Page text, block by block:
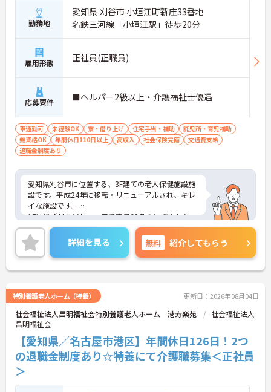
勤務地
愛知県 刈谷市 小垣江町新庄33番地
名鉄三河線「小垣江駅」徒歩20分
雇用形態 正社員(正職員)
応募要件 ■ヘルパー2級以上・介護福祉士優遇
車通勤可 未経験OK 寮・借り上げ 住宅手当・補助
託児所・育児補助
無資格OK
年間休日110日以上 高収入 社会保険完備
交通費支給
退職金制度あり
愛知県刈谷市に位置する、3F建ての老人保健施設施
設です。平成24年に移転・リニューアルされ、キレ
イな施設です。
1Fは通所リハビリフロアで定員60名のにぎやかなフ
ロアです。プレイスペースとリハビリスペースでコ
グニサイズや脳トレなどをします。2F・3Fが入所ス
ペースとなっており、2Fが認知床フロア（40床）、
3Fが一般フロア (60床)です。
介護ロボットの導入、電子カルテの導入見込みな
取り入れている施設です。また、在宅復帰にもちか
らを入れており、明るく活気のある職場です。
風通しの良い職場なので、目安箱などを通じて職員
の意見が反映されやすくなっております。
少しでも興味をお持ちの方は、お電話にて詳細をお
伝え致しますのでお気軽にお問い合わせ下さい♪
詳細を見る 無料 紹介してもらう
特別養護老人ホーム（特養） 更新日：2026年08月04日
社会福祉法人昌明福祉会特別養護老人ホーム 港寿楽苑
社会福祉法人
昌明福祉会
【愛知県／名古屋市港区】年間休日126日！2つ
の退職金制度あり☆特養にて介護職募集＜正社員
＞